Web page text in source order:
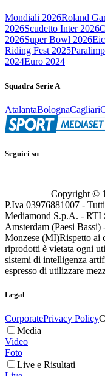
Mondiali 2026Roland
2026Scudetto Inter 2026
2026Super Bowl 2026
Riding Fest 2025
2024Euro 2024
Squadra Serie A
AtalantaBolognaCagliari
Seguici su
Copyright ©
P.Iva 03976881007 -
Mediamond S.p.A. - RTI
Amsterdam (Paesi
Monzese (MI)Rispetto ai
riprodotti è vietata ogni
sistemi di intelligenza
espresso di utilizzare
Legal
CorporatePrivacy Policy
Media
Video
Foto
Live e Risultati